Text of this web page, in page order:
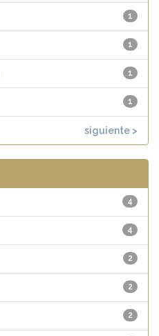
1
1
1
1
siguiente >
4
4
2
2
2